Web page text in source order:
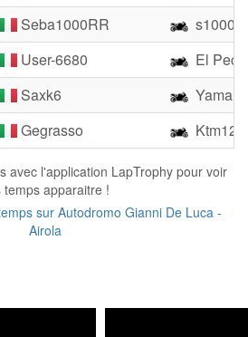
Seba1000RR
s1000rr
User-6680
El
Saxk6
Gegrasso
avec l'application LapTrophy pour voir
temps apparaitre !
sur Autodromo Gianni De Luca -
Airola